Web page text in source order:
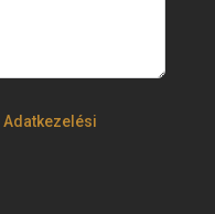
Adatkezelési